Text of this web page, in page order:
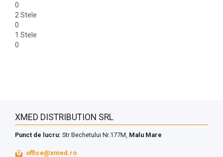
0
2 Stele
0
1 Stele
0
XMED DISTRIBUTION SRL
Punct de lucru: Str Bechetului Nr.177M, Malu Mare
office@xmed.ro